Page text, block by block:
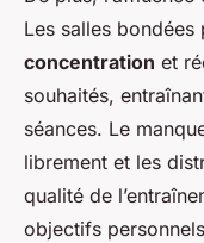
Les salles
concentration et
souhaités,
séances. Le
librement et les
qualité de
objectifs